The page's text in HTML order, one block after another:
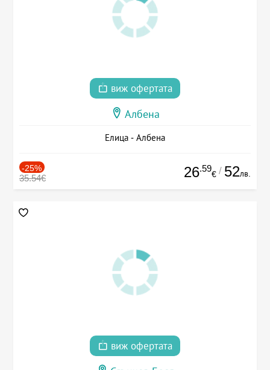
виж офертата
Албена
Елица - Албена
-25%
35.54€ 26.59
€ / 52лв.
виж офертата